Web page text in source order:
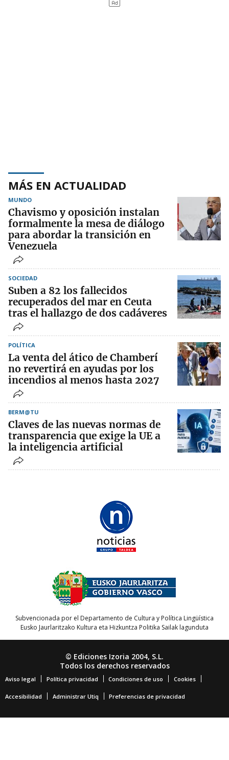
MÁS EN ACTUALIDAD
MUNDO
Chavismo y oposición instalan
formalmente la mesa de diálogo
para abordar la transición en
Venezuela
SOCIEDAD
Suben a 82 los fallecidos
recuperados del mar en Ceuta
tras el hallazgo de dos cadáveres
POLÍTICA
La venta del ático de Chamberí
no revertirá en ayudas por los
incendios al menos hasta 2027
BERM@TU
Claves de las nuevas normas de
transparencia que exige la UE a
la inteligencia artificial
Subvencionada por el Departamento de Cultura y Política Lingüística
Eusko Jaurlaritzako Kultura eta Hizkuntza Politika Sailak lagunduta
© Ediciones Izoria 2004, S.L.
Todos los derechos reservados
Aviso legal Política privacidad Condiciones de uso Cookies
Accesibilidad Administrar Utiq Preferencias de privacidad